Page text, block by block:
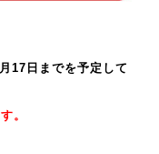
17日までを予定して
。